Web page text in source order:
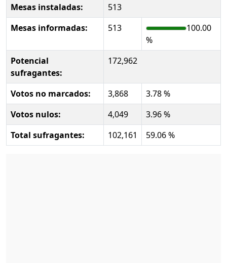
Mesas instaladas:
513
Mesas informadas:
513
100.00
%
Potencial
sufragantes:
172,962
Votos no marcados: 3,868
3.78 %
Votos nulos:
4,049
3.96 %
Total sufragantes:
102,161 59.06 %